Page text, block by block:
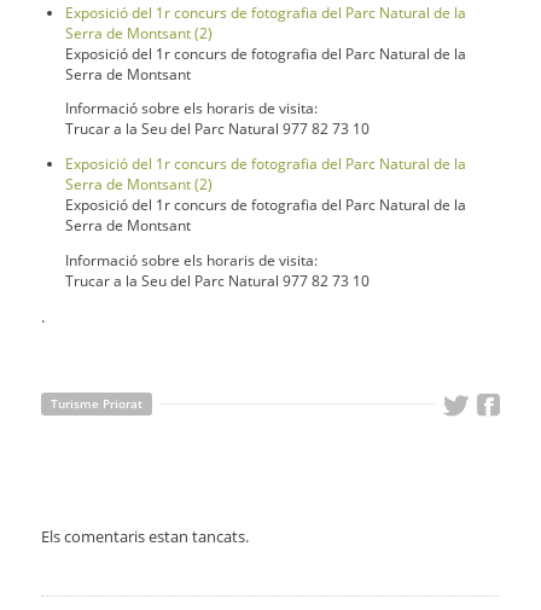
Exposició del 1r concurs de fotografia del Parc Natural de la
Serra de Montsant (2)
Exposició del 1r concurs de fotografia del Parc Natural de la
Serra de Montsant
Informació sobre els horaris de visita:
Trucar a la Seu del Parc Natural 977 82 73 10
Exposició del 1r concurs de fotografia del Parc Natural de la
Serra de Montsant (2)
Exposició del 1r concurs de fotografia del Parc Natural de la
Serra de Montsant
Informació sobre els horaris de visita:
Trucar a la Seu del Parc Natural 977 82 73 10
.
Turisme Priorat
Els comentaris estan tancats.